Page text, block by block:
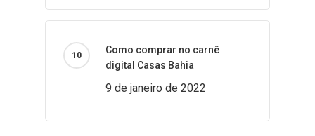
Como comprar no carnê
digital Casas Bahia
9 de janeiro de 2022